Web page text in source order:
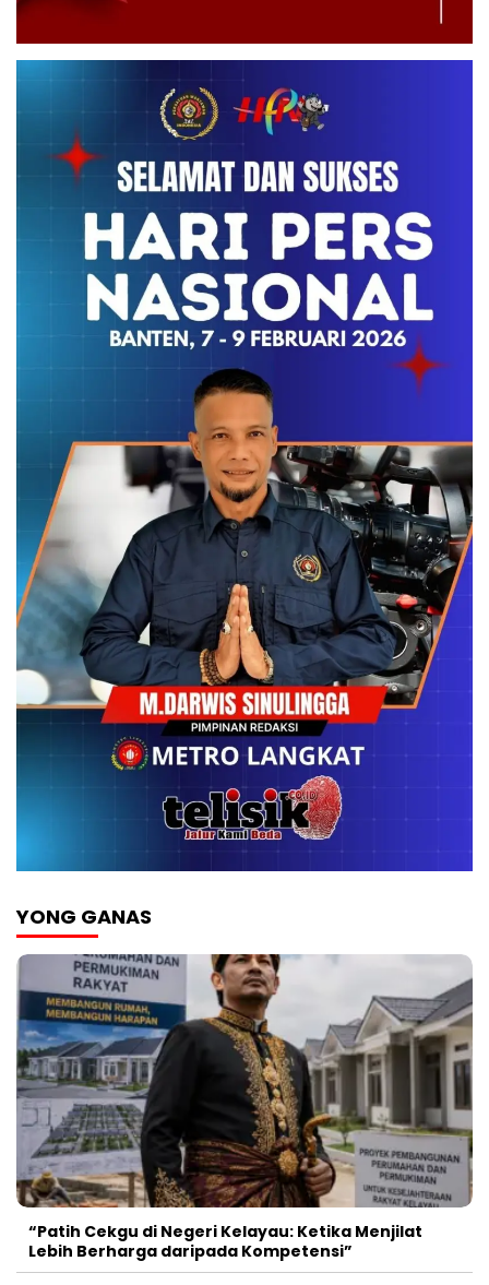
YONG GANAS
“Patih Cekgu di Negeri Kelayau: Ketika Menjilat
Lebih Berharga daripada Kompetensi”